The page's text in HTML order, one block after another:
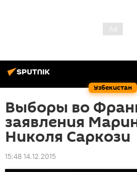
Узбекистан
Выборы во
заявления
Николя Саркози
15:48 14.12.2015